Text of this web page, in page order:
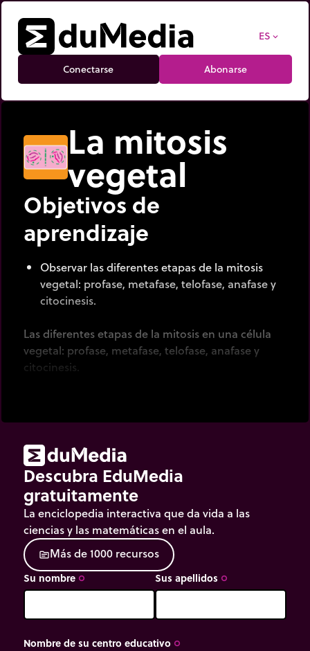
ES expand_more
Conectarse Abonarse
La mitosis
vegetal
Objetivos de
aprendizaje
Observar las diferentes etapas de la mitosis
vegetal: profase, metafase, telofase, anafase y
citocinesis.
Las diferentes etapas de la mitosis en una célula
vegetal: profase, metafase, telofase, anafase y
citocinesis.
Descubra EduMedia
gratuitamente
La enciclopedia interactiva que da vida a las
ciencias y las matemáticas en el aula.
sourceMásde1000 recursos
Su nombre trip_origin Sus apellidos trip_origin
Nombre de su centro educativo trip_origin